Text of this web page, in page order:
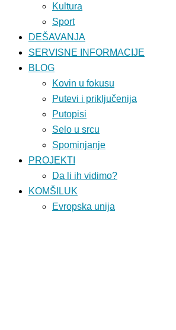
Kultura
Sport
DEŠAVANJA
SERVISNE INFORMACIJE
BLOG
Kovin u fokusu
Putevi i priključenija
Putopisi
Selo u srcu
Spominjanje
PROJEKTI
Da li ih vidimo?
KOMŠILUK
Evropska unija